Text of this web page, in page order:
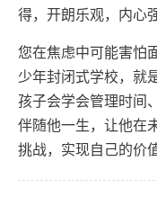
得，开朗乐观，内心
您在焦虑中可能害怕
少年封闭式学校，就
孩子会学会管理时间
伴随他一生，让他在
挑战，实现自己的价